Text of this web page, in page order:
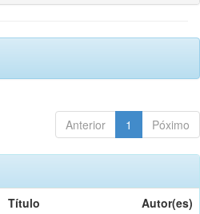
Anterior 1 Póximo
Título Autor(es)